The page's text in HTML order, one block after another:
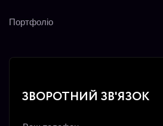
Портфоліо
ЗВОРОТНИЙ ЗВ'ЯЗОК